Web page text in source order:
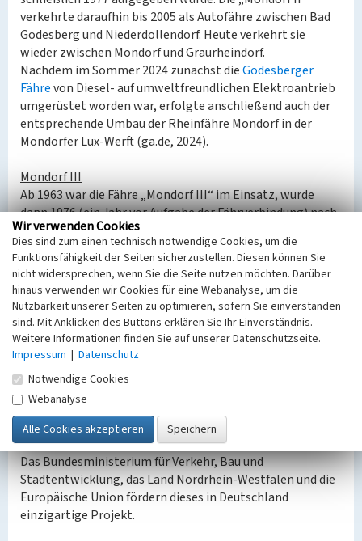
verkehrte daraufhin bis 2005 als Autofähre zwischen Bad
Godesberg und Niederdollendorf. Heute verkehrt sie
wieder zwischen Mondorf und Graurheindorf.
Nachdem im Sommer 2024 zunächst dieGodesberger
Fährevon Diesel- auf umweltfreundlichen Elektroantrieb
umgerüstet worden war, erfolgte anschließend auch der
entsprechende Umbau der Rheinfähre Mondorf in der
Mondorfer Lux-Werft (ga.de, 2024).
Mondorf III
Ab 1963 war die Fähre „Mondorf III“ im Einsatz, wurde
dann 1976 (ein Jahr vor Aufgabe der Fährverbindung) nach
Holland verkauft und verkehrte dort unter dem Namen
„Motorpont 2“.
nach oben
Projekt Grünes C
Das Projekt „Grünes C“ wurde ins Leben gerufen, um der
Ausdehnung der Großstädte im Rheinland Grenzen zu
setzen und so die verbliebenen Naturräume zu schützen.
Dazu sollen die bestehenden Kulturlandschaften erhalten
bleiben und mit Hilfe von gestalterischen Elementen zu
einem höheren Naherholungswert beitragen. Die Städte
und Gemeinden Alfter, Bonn, Bornheim, Niederkassel,
Sankt Augustin und Troisdorf unterstützen das Projekt.
Das Bundesministerium für Verkehr, Bau und
Stadtentwicklung, das Land Nordrhein-Westfalen und die
Europäische Union fördern dieses in Deutschland
einzigartige Projekt.
Wir verwenden Cookies
Dies sind zum einen technisch notwendige Cookies, um die
Funktionsfähigkeit der Seiten sicherzustellen. Diesen können Sie
nicht widersprechen, wenn Sie die Seite nutzen möchten. Darüber
hinaus verwenden wir Cookies für eine Webanalyse, um die
Nutzbarkeit unserer Seiten zu optimieren, sofern Sie einverstanden
sind. Mit Anklicken des Buttons erklären Sie Ihr Einverständnis.
Weitere Informationen finden Sie auf unserer Datenschutzseite.
Impressum | Datenschutz
Notwendige Cookies
Webanalyse